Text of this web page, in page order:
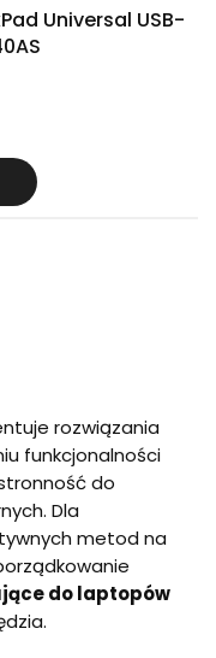
Universal USB-
rozwiązania
funkcjonalności
do
Dla
metod na
do laptopów